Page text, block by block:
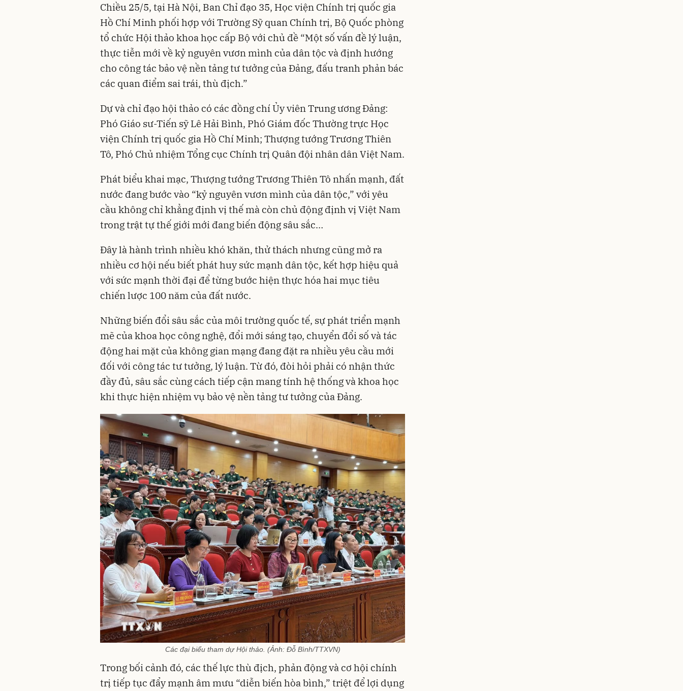
Chiều 25/5, tại Hà Nội, Ban Chỉ đạo 35, Học viện Chính trị quốc gia
Hồ Chí Minh phối hợp với Trường Sỹ quan Chính trị, Bộ Quốc phòng
tổ chức Hội thảo khoa học cấp Bộ với chủ đề “Một số vấn đề lý luận,
thực tiễn mới về kỷ nguyên vươn mình của dân tộc và định hướng
cho công tác bảo vệ nền tảng tư tưởng của Đảng, đấu tranh phản bác
các quan điểm sai trái, thù địch.”
Dự và chỉ đạo hội thảo có các đồng chí Ủy viên Trung ương Đảng:
Phó Giáo sư-Tiến sỹ Lê Hải Bình, Phó Giám đốc Thường trực Học
viện Chính trị quốc gia Hồ Chí Minh; Thượng tướng Trương Thiên
Tô, Phó Chủ nhiệm Tổng cục Chính trị Quân đội nhân dân Việt Nam.
Phát biểu khai mạc, Thượng tướng Trương Thiên Tô nhấn mạnh, đất
nước đang bước vào “kỷ nguyên vươn mình của dân tộc,” với yêu
cầu không chỉ khẳng định vị thế mà còn chủ động định vị Việt Nam
trong trật tự thế giới mới đang biến động sâu sắc…
Đây là hành trình nhiều khó khăn, thử thách nhưng cũng mở ra
nhiều cơ hội nếu biết phát huy sức mạnh dân tộc, kết hợp hiệu quả
với sức mạnh thời đại để từng bước hiện thực hóa hai mục tiêu
chiến lược 100 năm của đất nước.
Những biến đổi sâu sắc của môi trường quốc tế, sự phát triển mạnh
mẽ của khoa học công nghệ, đổi mới sáng tạo, chuyển đổi số và tác
động hai mặt của không gian mạng đang đặt ra nhiều yêu cầu mới
đối với công tác tư tưởng, lý luận. Từ đó, đòi hỏi phải có nhận thức
đầy đủ, sâu sắc cùng cách tiếp cận mang tính hệ thống và khoa học
khi thực hiện nhiệm vụ bảo vệ nền tảng tư tưởng của Đảng.
Các đại biểu tham dự Hội thảo. (Ảnh: Đỗ Bình/TTXVN)
Trong bối cảnh đó, các thế lực thù địch, phản động và cơ hội chính
trị tiếp tục đẩy mạnh âm mưu “diễn biến hòa bình,” triệt để lợi dụng